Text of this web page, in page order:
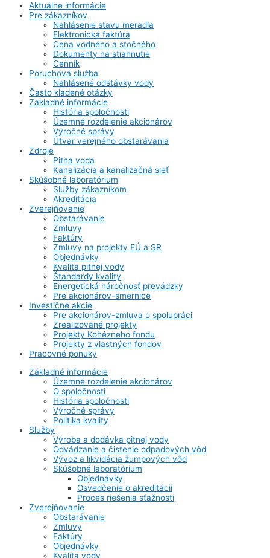
Aktuálne informácie
Pre zákazníkov
Nahlásenie stavu meradla
Elektronická faktúra
Cena vodného a stočného
Dokumenty na stiahnutie
Cenník
Poruchová služba
Nahlásené odstávky vody
Často kladené otázky
Základné informácie
História spoločnosti
Územné rozdelenie akcionárov
Výročné správy
Útvar verejného obstarávania
Zdroje
Pitná voda
Kanalizácia a kanalizačná sieť
Skúšobné laboratórium
Služby zákazníkom
Akreditácia
Zverejňovanie
Obstarávanie
Zmluvy
Faktúry
Zmluvy na projekty EÚ a SR
Objednávky
Kvalita pitnej vody
Štandardy kvality
Energetická náročnosť prevádzky
Pre akcionárov-smernice
Investičné akcie
Pre akcionárov-zmluva o spolupráci
Zrealizované projekty
Projekty Kohézneho fondu
Projekty z vlastných fondov
Pracovné ponuky
Základné informácie
Územné rozdelenie akcionárov
O spoločnosti
História spoločnosti
Výročné správy
Politika kvality
Služby
Výroba a dodávka pitnej vody
Odvádzanie a čistenie odpadových vôd
Vývoz a likvidácia žumpových vôd
Skúšobné laboratórium
Objednávky
Osvedčenie o akreditácii
Proces riešenia sťažnosti
Zverejňovanie
Obstarávanie
Zmluvy
Faktúry
Objednávky
Kvalita vody